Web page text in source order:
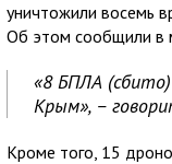
уничтожили восемь
Об этом сообщили в
«8 БПЛА
Крым», –
Кроме того, 15